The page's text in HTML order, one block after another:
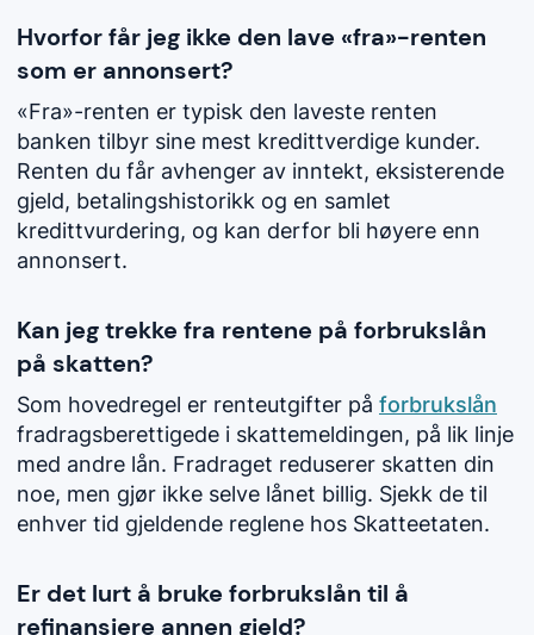
Hvorfor får jeg ikke den lave «fra»-renten
som er annonsert?
«Fra»-renten er typisk den laveste renten
banken tilbyr sine mest kredittverdige kunder.
Renten du får avhenger av inntekt, eksisterende
gjeld, betalingshistorikk og en samlet
kredittvurdering, og kan derfor bli høyere enn
annonsert.
Kan jeg trekke fra rentene på forbrukslån
på skatten?
Som hovedregel er renteutgifter på forbrukslån
fradragsberettigede i skattemeldingen, på lik linje
med andre lån. Fradraget reduserer skatten din
noe, men gjør ikke selve lånet billig. Sjekk de til
enhver tid gjeldende reglene hos Skatteetaten.
Er det lurt å bruke forbrukslån til å
refinansiere annen gjeld?